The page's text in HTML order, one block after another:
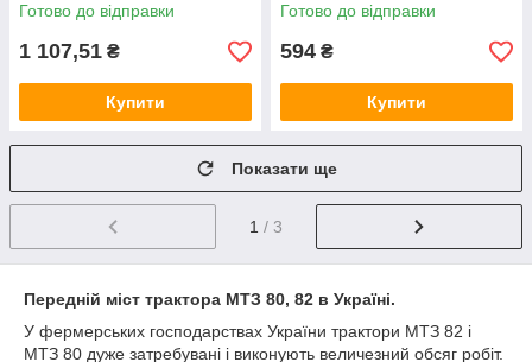
Готово до відправки
1 107,51 ₴
Купити
Готово до відправки
594 ₴
Купити
Показати ще
1 / 3
Передній міст трактора МТЗ 80, 82 в Україні.
У фермерських господарствах України трактори МТЗ 82 і
МТЗ 80 дуже затребувані і виконують величезний обсяг робіт.